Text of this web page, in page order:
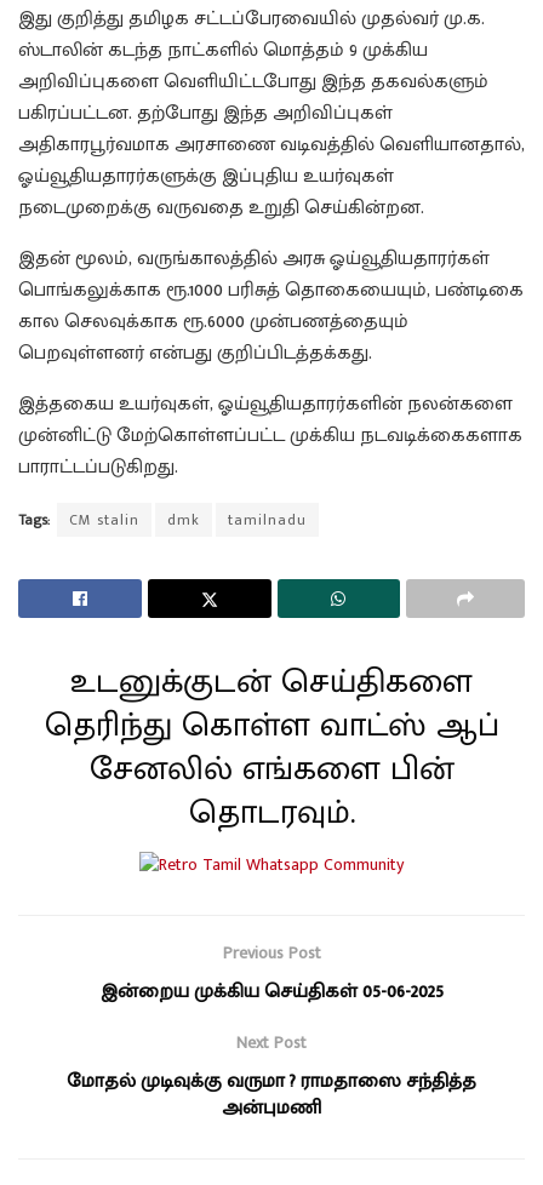
இது குறித்து தமிழக சட்டப்பேரவையில் முதல்வர் மு.க.
ஸ்டாலின் கடந்த நாட்களில் மொத்தம் 9 முக்கிய
அறிவிப்புகளை வெளியிட்டபோது இந்த தகவல்களும்
பகிரப்பட்டன. தற்போது இந்த அறிவிப்புகள்
அதிகாரபூர்வமாக அரசாணை வடிவத்தில் வெளியானதால்,
ஓய்வூதியதாரர்களுக்கு இப்புதிய உயர்வுகள்
நடைமுறைக்கு வருவதை உறுதி செய்கின்றன.
இதன் மூலம், வருங்காலத்தில் அரசு ஓய்வூதியதாரர்கள்
பொங்கலுக்காக ரூ.1000 பரிசுத் தொகையையும், பண்டிகை
கால செலவுக்காக ரூ.6000 முன்பணத்தையும்
பெறவுள்ளனர் என்பது குறிப்பிடத்தக்கது.
இத்தகைய உயர்வுகள், ஓய்வூதியதாரர்களின் நலன்களை
முன்னிட்டு மேற்கொள்ளப்பட்ட முக்கிய நடவடிக்கைகளாக
பாராட்டப்படுகிறது.
Tags: CM stalin dmk tamilnadu
உடனுக்குடன் செய்திகளை
தெரிந்து கொள்ள வாட்ஸ் ஆப்
சேனலில் எங்களை பின்
தொடரவும்.
Previous Post
இன்றைய முக்கிய செய்திகள் 05-06-2025
Next Post
மோதல் முடிவுக்கு வருமா ? ராமதாஸை சந்தித்த
அன்புமணி